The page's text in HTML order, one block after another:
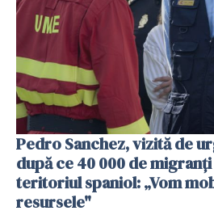
Pedro Sanchez, vizită de
după ce 40 000 de
teritoriul spaniol: „Vom
resursele"